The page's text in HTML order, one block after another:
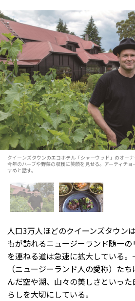
クイーンズタウンのエコホテル「シャーウッド」のオーナ
今年のハーブや野菜の収穫に笑顔を見せる。アーティチ
すめと話す。
人口3万人ほどのクイーンズタウン
もが訪れるニュージーランド随一
を連ねる道は急速に拡大している。
（ニュージーランド人の愛称）た
んだ空や湖、山々の美しさといっ
らしを大切にしている。